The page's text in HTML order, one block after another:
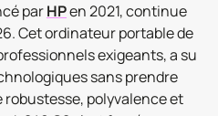
parHPen 2021, continue
Cet ordinateur portable de
exigeants, a su
sans prendre
robustesse, polyvalence et